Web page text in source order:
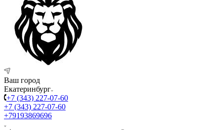
Ваш город
Екатеринбург
+7 (343) 227-07-60
+7 (343) 227-07-60
+79193869696